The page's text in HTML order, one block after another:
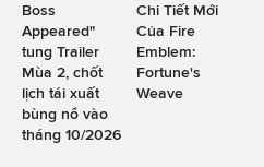
Boss
Appeared"
tung Trailer
Mùa 2, chốt
lịch tái xuất
bùng nổ vào
tháng 10/2026
Chi Tiết Mới
Của Fire
Emblem:
Fortune's
Weave